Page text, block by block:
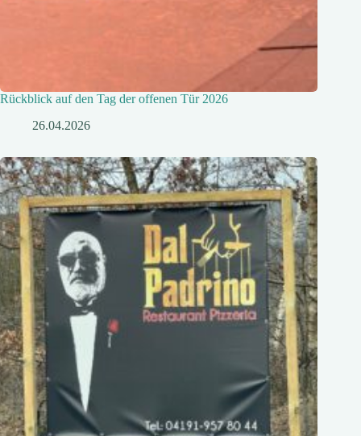
Rückblick auf den Tag der offenen Tür 2026
26.04.2026